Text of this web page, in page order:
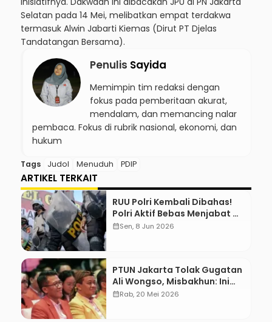
Selatan pada 14 Mei, melibatkan empat terdakwa
termasuk Alwin Jabarti Kiemas (Dirut PT Djelas
Tandatangan Bersama).
Penulis Sayida
Memimpin tim redaksi dengan
fokus pada pemberitaan akurat,
mendalam, dan memancing nalar
pembaca. Fokus di rubrik nasional, ekonomi, dan
hukum
Tags Judol Menuduh PDIP
ARTIKEL TERKAIT
RUU Polri Kembali Dibahas!
Polri Aktif Bebas Menjabat Di
Manapun
calendar_monthSen, 8 Jun 2026
PTUN Jakarta Tolak Gugatan
Ali Wongso, Misbakhun: Ini
hadiah Ulang Tahun Ke-66
calendar_monthRab, 20 Mei 2026